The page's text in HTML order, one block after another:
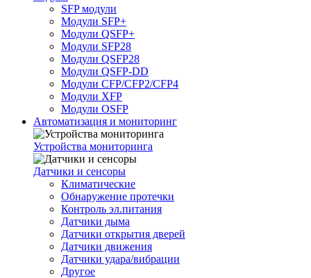
SFP модули
Модули SFP+
Модули QSFP+
Модули SFP28
Модули QSFP28
Модули QSFP-DD
Модули CFP/CFP2/CFP4
Модули XFP
Модули OSFP
Автоматизация и мониторинг
Устройства мониторинга
Датчики и сенсоры
Климатические
Обнаружение протечки
Контроль эл.питания
Датчики дыма
Датчики открытия дверей
Датчики движения
Датчики удара/вибрации
Другое